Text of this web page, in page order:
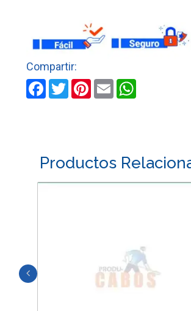
cantidad
Facebook
TwitterPinterest
EmailWhatsApp
Productos